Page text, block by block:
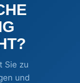
Sie zu
und